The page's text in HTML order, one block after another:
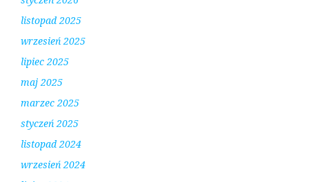
listopad 2025
wrzesień 2025
lipiec 2025
maj 2025
marzec 2025
styczeń 2025
listopad 2024
wrzesień 2024